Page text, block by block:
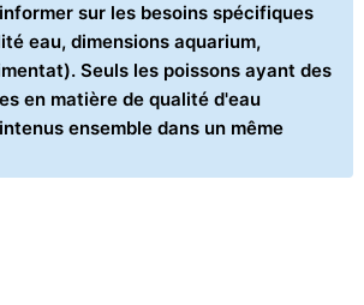
sur les besoins spécifiques
eau, dimensions aquarium,
Seuls les poissons ayant des
en matière de qualité d'eau
ensemble dans un même